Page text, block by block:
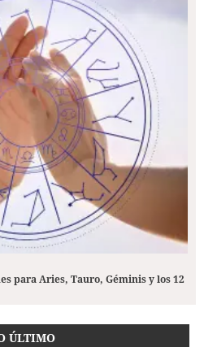
para Aries, Tauro, Géminis y los 12
ÚLTIMO